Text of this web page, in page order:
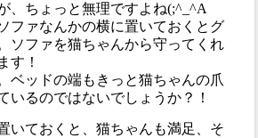
、ちょっと無理ですよね(;^_^A
ファなんかの横に置いておくとグ
ソファを猫ちゃんから守ってくれ
す！
ベッドの端もきっと猫ちゃんの爪
いるのではないでしょうか？！
いておくと、猫ちゃんも満足、そ